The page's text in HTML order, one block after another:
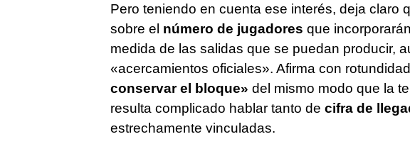
Pero teniendo en cuenta ese interés, deja claro
sobre el número de jugadores que
medida de las salidas que se puedan producir,
«acercamientos oficiales». Afirma con
conservar el bloque» del mismo modo que la
resulta complicado hablar tanto de cifra de
estrechamente vinculadas.